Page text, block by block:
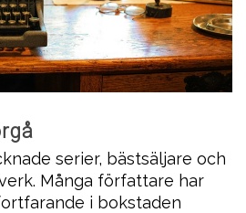
serier, bästsäljare och
Många författare har
i bokstaden